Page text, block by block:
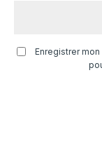
Enregistrer